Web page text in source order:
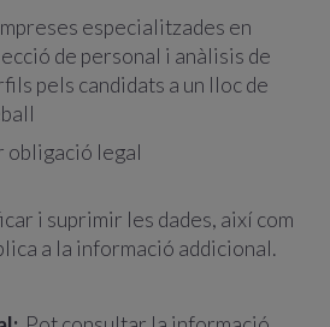
especialitzades en
de personal i anàlisis de
pels candidats a un lloc de
obligació legal
i suprimir les dades, així com
a la informació addicional.